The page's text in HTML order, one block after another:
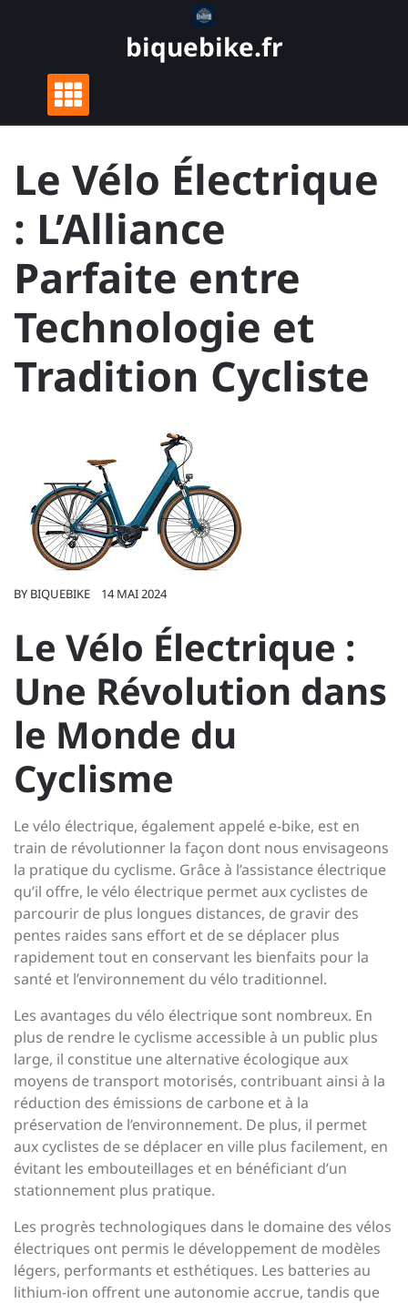
biquebike.fr
Le Vélo Électrique
: L’Alliance
Parfaite entre
Technologie et
Tradition Cycliste
BY BIQUEBIKE 14 MAI 2024
Le Vélo Électrique :
Une Révolution dans
le Monde du
Cyclisme
Le vélo électrique, également appelé e-bike, est en
train de révolutionner la façon dont nous envisageons
la pratique du cyclisme. Grâce à l’assistance électrique
qu’il offre, le vélo électrique permet aux cyclistes de
parcourir de plus longues distances, de gravir des
pentes raides sans effort et de se déplacer plus
rapidement tout en conservant les bienfaits pour la
santé et l’environnement du vélo traditionnel.
Les avantages du vélo électrique sont nombreux. En
plus de rendre le cyclisme accessible à un public plus
large, il constitue une alternative écologique aux
moyens de transport motorisés, contribuant ainsi à la
réduction des émissions de carbone et à la
préservation de l’environnement. De plus, il permet
aux cyclistes de se déplacer en ville plus facilement, en
évitant les embouteillages et en bénéficiant d’un
stationnement plus pratique.
Les progrès technologiques dans le domaine des vélos
électriques ont permis le développement de modèles
légers, performants et esthétiques. Les batteries au
lithium-ion offrent une autonomie accrue, tandis que